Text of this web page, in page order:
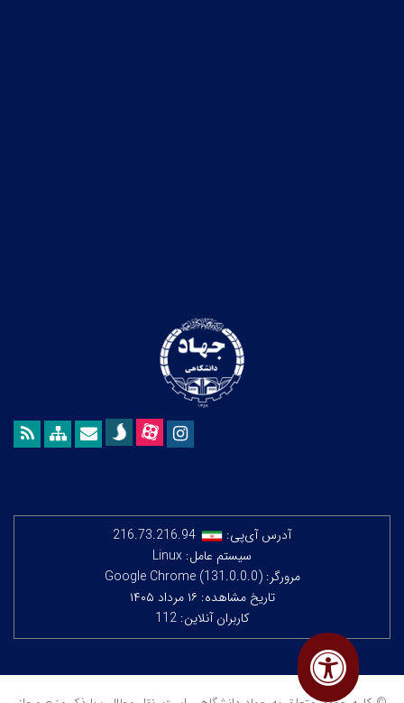
آدرس آی‌پی:
216.73.216.94
سیستم عامل: Linux
مرورگر: Google Chrome (131.0.0.0)
تاریخ مشاهده: ۱۶ مرداد ۱۴۰۵
کاربران آنلاین: 112